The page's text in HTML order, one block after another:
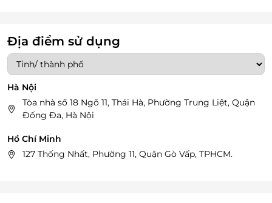
Địa điểm sử dụng
Hà Nội
Tòa nhà số 18 Ngõ 11, Thái Hà, Phường Trung Liệt, Quận
Đống Đa, Hà Nội
Hồ Chí Minh
127 Thống Nhất, Phường 11, Quận Gò Vấp, TPHCM.